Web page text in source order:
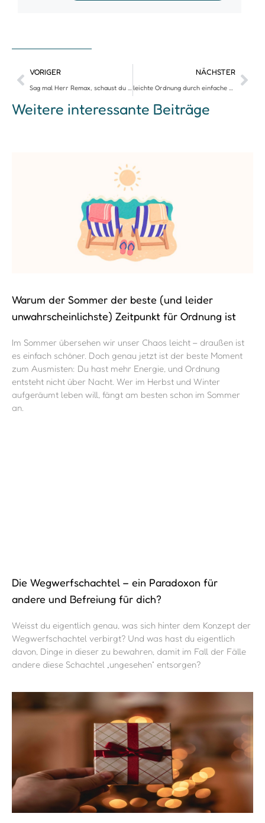
VORIGER
Sag mal Herr Remax, schaust du kein Netflix?
NÄCHSTER
leichte Ordnung durch einfache Küche
Weitere interessante Beiträge
Warum der Sommer der beste (und leider
unwahrscheinlichste) Zeitpunkt für Ordnung ist
Im Sommer übersehen wir unser Chaos leicht – draußen ist
es einfach schöner. Doch genau jetzt ist der beste Moment
zum Ausmisten: Du hast mehr Energie, und Ordnung
entsteht nicht über Nacht. Wer im Herbst und Winter
aufgeräumt leben will, fängt am besten schon im Sommer
an.
Die Wegwerfschachtel – ein Paradoxon für
andere und Befreiung für dich?
Weisst du eigentlich genau, was sich hinter dem Konzept der
Wegwerfschachtel verbirgt? Und was hast du eigentlich
davon, Dinge in dieser zu bewahren, damit im Fall der Fälle
andere diese Schachtel „ungesehen“ entsorgen?